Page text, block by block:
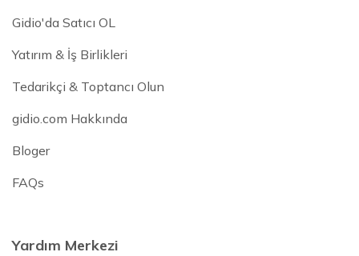
Gidio'da Satıcı OL
Yatırım & İş Birlikleri
Tedarikçi & Toptancı Olun
gidio.com Hakkında
Bloger
FAQs
Yardım Merkezi